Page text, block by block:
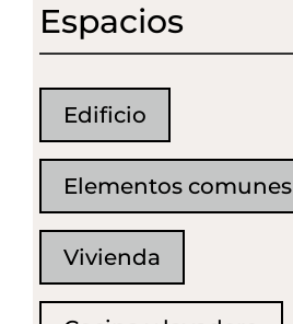
Espacios
Edificio
Elementos comunes
Vivienda